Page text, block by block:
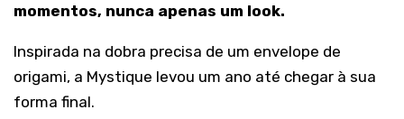
momentos, nunca apenas um look.
Inspirada na dobra precisa de um envelope de
origami, a Mystique levou um ano até chegar à sua
forma final.